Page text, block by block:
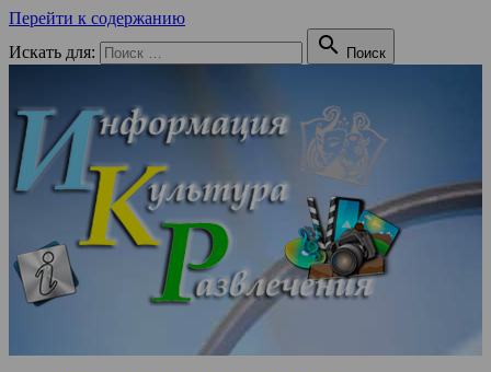
Перейти к содержанию
Искать для:
 Поиск